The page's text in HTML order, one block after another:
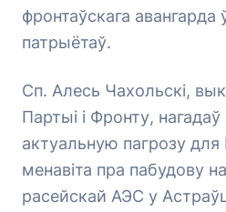
фронтаўскага авангарда
патрыётаў.
Сп. Алесь Чахольскі,
Партыі і Фронту,
актуальную пагрозу для
менавіта пра пабудову
расейскай АЭС у